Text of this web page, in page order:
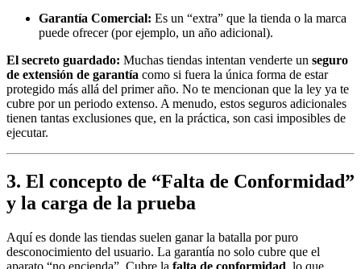
Garantía Comercial: Es un “extra” que la tienda o la marca
puede ofrecer (por ejemplo, un año adicional).
El secreto guardado: Muchas tiendas intentan venderte un seguro
de extensión de garantía como si fuera la única forma de estar
protegido más allá del primer año. No te mencionan que la ley ya te
cubre por un periodo extenso. A menudo, estos seguros adicionales
tienen tantas exclusiones que, en la práctica, son casi imposibles de
ejecutar.
3. El concepto de “Falta de Conformidad”
y la carga de la prueba
Aquí es donde las tiendas suelen ganar la batalla por puro
desconocimiento del usuario. La garantía no solo cubre que el
aparato “no encienda”. Cubre la falta de conformidad, lo que